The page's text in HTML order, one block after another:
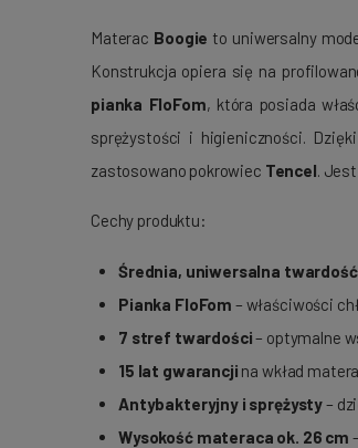
Materac Boogie to uniwersalny
Konstrukcja opiera się na
pianka FloFom, która posiada
sprężystości i higieniczności.
zastosowano pokrowiec Tencel .
Cechy produktu:
Średnia, uniwersalna twardość
Pianka FloFom – właściwości
7 stref twardości– optymalne
15 lat gwarancji na wkład
Antybakteryjny i sprężysty–
Wysokość materaca ok. 26 cm